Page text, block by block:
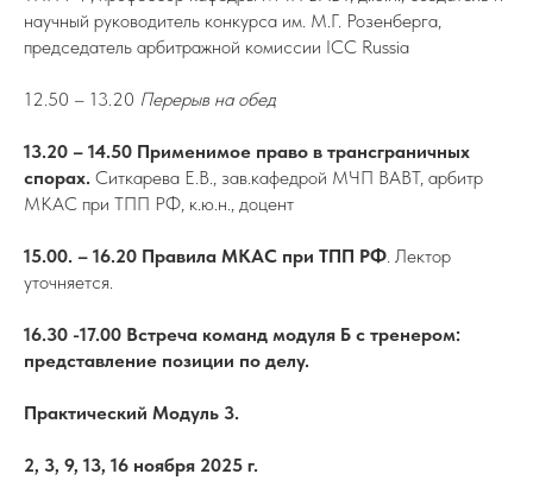
научный руководитель конкурса им. М.Г. Розенберга,
председатель арбитражной комиссии ICC Russia
12.50 – 13.20 Перерыв на обед
13.20 – 14.50 Применимое право в трансграничных
спорах. Ситкарева Е.В., зав.кафедрой МЧП ВАВТ, арбитр
МКАС при ТПП РФ, к.ю.н., доцент
15.00. – 16.20 Правила МКАС при ТПП РФ. Лектор
уточняется.
16.30 -17.00 Встреча команд модуля Б с тренером:
представление позиции по делу.
Практический Модуль 3.
2, 3, 9, 13, 16 ноября 2025 г.